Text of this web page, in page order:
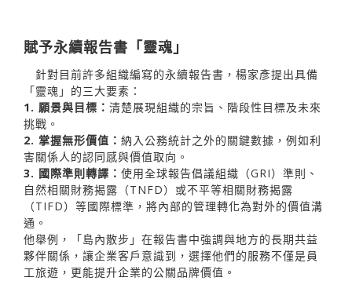
賦予永續報告書「靈魂」
針對目前許多組織編寫的永續報告書，楊家彥提出具備
「靈魂」的三大要素：
1. 願景與目標： 清楚展現組織的宗旨、階段性目標及未來
挑戰。
2. 掌握無形價值： 納入公務統計之外的關鍵數據，例如利
害關係人的認同感與價值取向。
3. 國際準則轉譯： 使用全球報告倡議組織（GRI）準則、
自然相關財務揭露（TNFD）或不平等相關財務揭露
（TIFD）等國際標準，將內部的管理轉化為對外的價值溝
通。
他舉例，「島內散步」在報告書中強調與地方的長期共益
夥伴關係，讓企業客戶意識到，選擇他們的服務不僅是員
工旅遊，更能提升企業的公關品牌價值。